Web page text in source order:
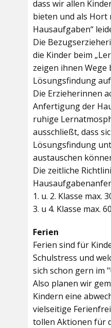
dass wir allen
bieten und als Hort
Hausaufgaben“
Die
die Kinder beim
zeigen ihnen Wege
Lösungsfindung
Die Erzieherinnen
Anfertigung der
ruhige
ausschließt, dass
Lösungsfindung
austauschen
Die zeitliche
1. u. 2. Klasse max.
3. u 4. Klasse max.
Ferien
Ferien sind für
Schulstress und
sich schon gern im
Also planen wir
Kindern eine
vielseitige
tollen Aktionen für